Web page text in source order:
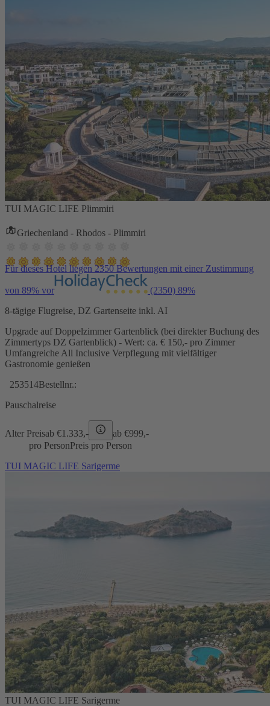
TUI MAGIC LIFE Plimmiri
Griechenland - Rhodos - Plimmiri
Für dieses Hotel liegen 2350 Bewertungen mit einer Zustimmung
von 89% vor (2350) 89%
8-tägige Flugreise, DZ Gartenseite inkl. AI
Upgrade auf Doppelzimmer Gartenblick (bei direkter Buchung des
Zimmertyps DZ Gartenblick) - Wert: ca. € 150,- pro Zimmer
Umfangreiche All Inclusive Verpflegung mit vielfältiger
Gastronomie genießen
253514Bestellnr.:
Pauschalreise
Alter Preisab €1.333,- ab €999,-
pro PersonPreis pro Person
TUI MAGIC LIFE Sarigerme
TUI MAGIC LIFE Sarigerme